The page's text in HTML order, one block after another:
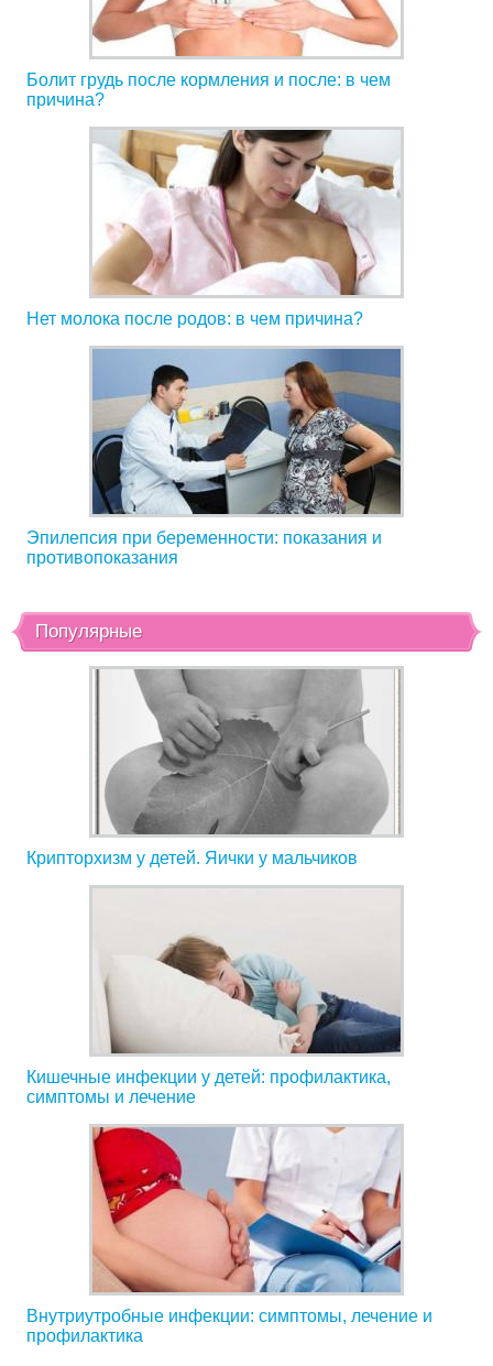
Болит грудь после кормления и после: в чем
причина?
Нет молока после родов: в чем причина?
Эпилепсия при беременности: показания и
противопоказания
Популярные
Крипторхизм у детей. Яички у мальчиков
Кишечные инфекции у детей: профилактика,
симптомы и лечение
Внутриутробные инфекции: симптомы, лечение и
профилактика